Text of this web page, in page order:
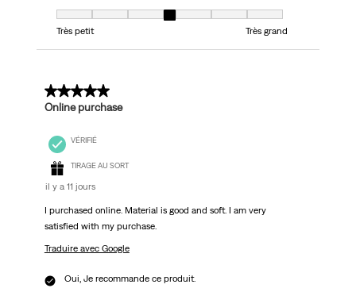
Taille, 4 sur 7, où 1 est égal à Très petit et 7 est égal à Très grand
Très petit
Très grand
5 sur 5 étoiles.
Online purchase
VÉRIFIÉ
TIRAGE AU SORT
il y a 11 jours
I purchased online. Material is good and soft. I am very
satisfied with my purchase.
Traduire avec Google
Oui, Je recommande ce produit.